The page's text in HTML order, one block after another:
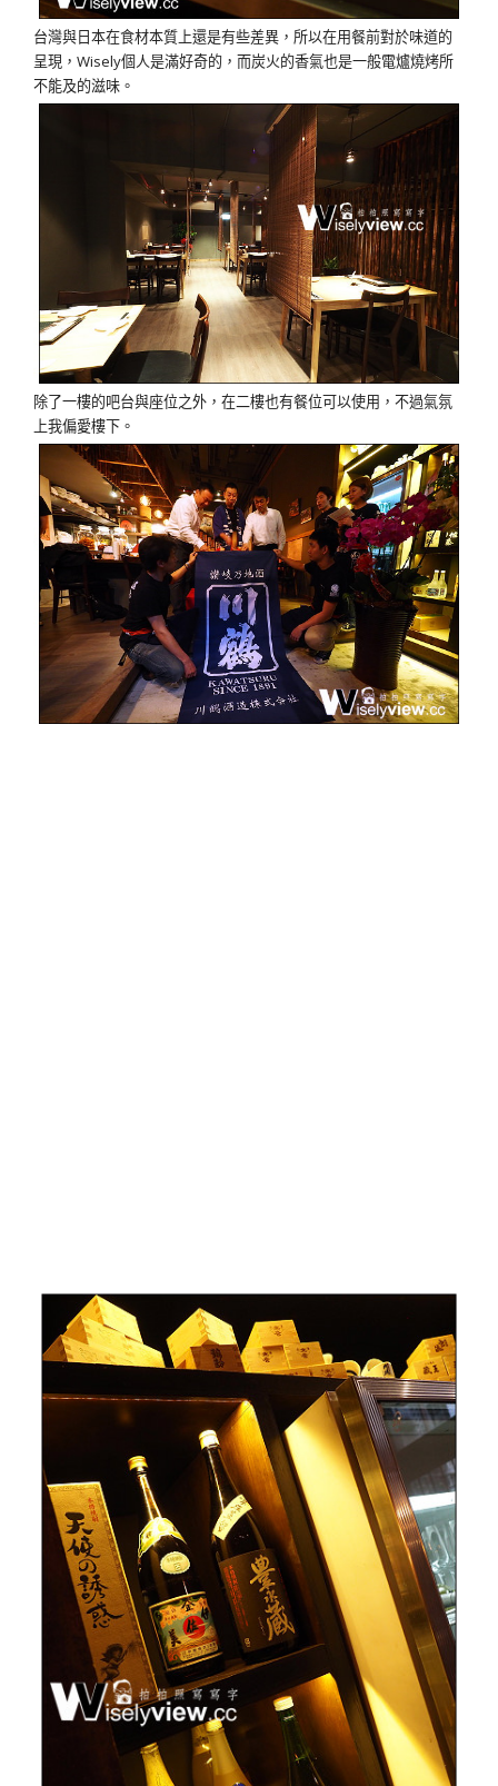
台灣與日本在食材本質上還是有些差異，所以在用餐前對於味道的
呈現，Wisely個人是滿好奇的，而炭火的香氣也是一般電爐燒烤所
不能及的滋味。
除了一樓的吧台與座位之外，在二樓也有餐位可以使用，不過氣氛
上我偏愛樓下。